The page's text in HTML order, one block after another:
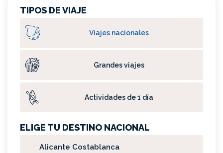
TIPOS DE VIAJE
Viajes nacionales
Grandes viajes
Actividades de 1 día
ELIGE TU DESTINO NACIONAL